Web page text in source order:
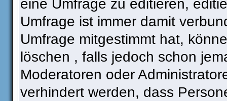
eine Umfrage zu editieren,
Umfrage ist immer damit
Umfrage mitgestimmt hat,
löschen , falls jedoch schon
Moderatoren oder
verhindert werden, dass